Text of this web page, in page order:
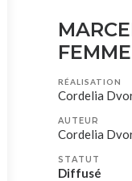
RÉALISATION
Cordelia
AUTEUR
Cordelia
STATUT
Diffusé